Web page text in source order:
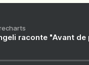
raconte "Avant